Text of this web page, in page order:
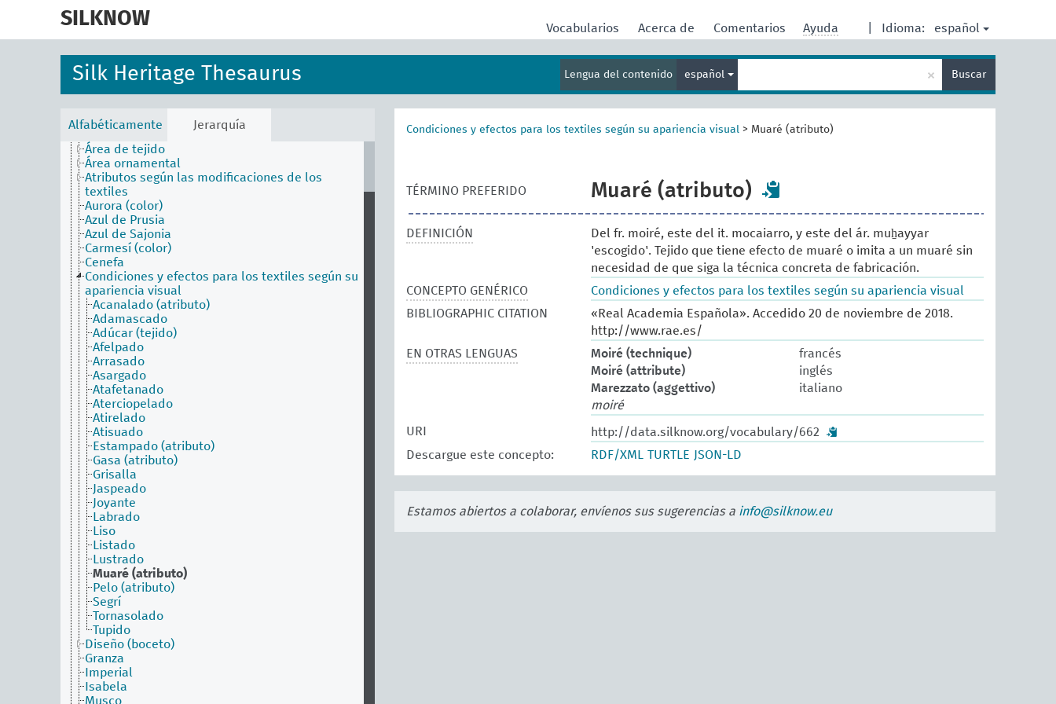
SILKNOW Idioma: español
Vocabularios Acerca de Comentarios Ayuda
Silk Heritage Thesaurus Lengua del contenido español
term
× Buscar
Alfabéticamente Jerarquía
faceta actividades
faceta atributos físicos
Área de tejido
Área ornamental
Atributos según las modificaciones de los
textiles
Aurora (color)
Azul de Prusia
Azul de Sajonia
Carmesí (color)
Cenefa
Condiciones y efectos para los textiles según su
apariencia visual
Acanalado (atributo)
Adamascado
Adúcar (tejido)
Afelpado
Arrasado
Asargado
Atafetanado
Aterciopelado
Atirelado
Atisuado
Estampado (atributo)
Gasa (atributo)
Grisalla
Jaspeado
Joyante
Labrado
Liso
Listado
Lustrado
Muaré (atributo)
Pelo (atributo)
Segrí
Tornasolado
Tupido
Diseño (boceto)
Granza
Imperial
Isabela
Musco
Condiciones y efectos para los textiles según su apariencia visual > Muaré (atributo)
TÉRMINO PREFERIDO Muaré (atributo)
DEFINICIÓN
Del fr. moiré, este del it. mocaiarro, y este del ár. muẖayyar
'escogido'. Tejido que tiene efecto de muaré o imita a un muaré sin
necesidad de que siga la técnica concreta de fabricación.
CONCEPTO GENÉRICO
Condiciones y efectos para los textiles según su apariencia visual
BIBLIOGRAPHIC CITATION
«Real Academia Española». Accedido 20 de noviembre de 2018.
http://www.rae.es/
EN OTRAS LENGUAS
Moiré (technique)
francés
Moiré (attribute)
inglés
Marezzato (aggettivo)
italiano
moiré
URI
http://data.silknow.org/vocabulary/662
Descargue este concepto:
RDF/XML TURTLE JSON-LD
Estamos abiertos a colaborar, envíenos sus sugerencias a info@silknow.eu